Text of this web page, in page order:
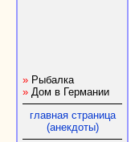
» Рыбалка
» Дом в Германии
главная страница
(анекдоты)